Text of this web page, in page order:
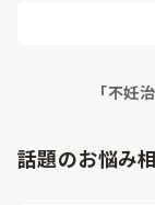
「不妊
話題のお悩み